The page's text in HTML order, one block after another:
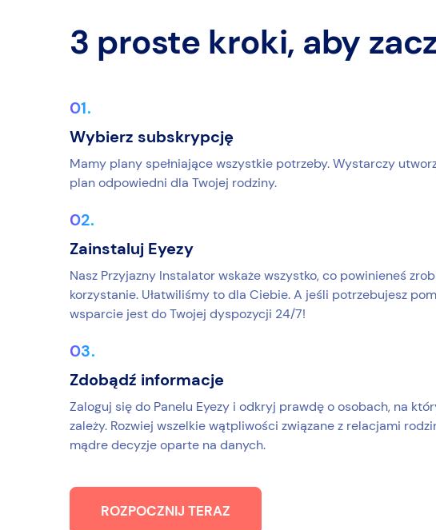
3 proste kroki, aby
Wybierz subskrypcję
Mamy plany spełniające wszystkie potrzeby. Wystarczy
plan odpowiedni dla Twojej rodziny.
Zainstaluj Eyezy
Nasz Przyjazny Instalator wskaże wszystko, co powinieneś
korzystanie. Ułatwiliśmy to dla Ciebie. A jeśli potrzebujesz
wsparcie jest do Twojej dyspozycji 24/7!
Zdobądź informacje
Zaloguj się do Panelu Eyezy i odkryj prawdę o osobach, na
zależy. Rozwiej wszelkie wątpliwości związane z relacjami
mądre decyzje oparte na danych.
ROZPOCZNIJ TERAZ